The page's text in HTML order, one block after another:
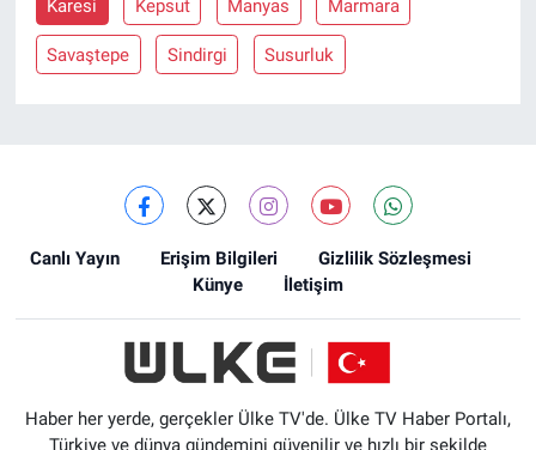
Karesi Kepsut Manyas Marmara
Savaştepe Sindirgi Susurluk
Canlı Yayın Erişim Bilgileri
Gizlilik Sözleşmesi
Künye
İletişim
Haber her yerde, gerçekler Ülke TV'de. Ülke TV Haber Portalı,
Türkiye ve dünya gündemini güvenilir ve hızlı bir şekilde